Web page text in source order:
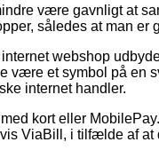
være gavnligt at
således at man er
webshop
være et symbol på en
internet handler.
kort eller
ViaBill, i tilfælde af